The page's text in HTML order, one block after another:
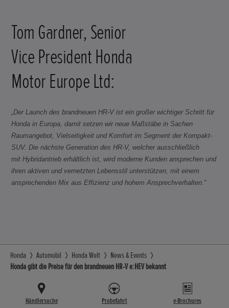
Tom Gardner, Senior
Vice President Honda
Motor Europe Ltd:
„Der Launch des brandneuen HR-V ist ein großer wichtiger Schritt für
Honda in Europa, damit setzen wir neue Maßstäbe in Sachen
Raumangebot, Vielseitigkeit und Komfort im Segment der Kompakt-
SUV. Die nächste Generation des HR-V, welcher ausschließlich
mit Hybridantrieb erhältlich ist, wird moderne Kunden ansprechen und
ihren aktiven und vernetzten Lebensstil unterstützen, mit einem
ansprechenden Mix aus Effizienz und hohem Ansprechverhalten.“
Honda Automobil Honda Welt
News & Events
Honda gibt die Preise für den brandneuen HR-V e:HEV bekannt
Händlersuche Probefahrt e-Brochures